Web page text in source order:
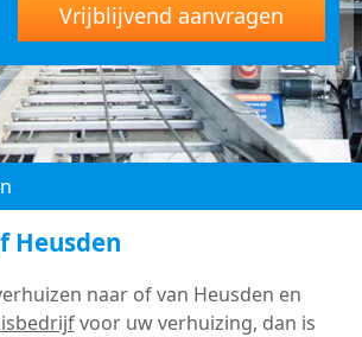
Vrijblijvend aanvragen
Heusden
naar of van Heusden en
voor uw verhuizing, dan is